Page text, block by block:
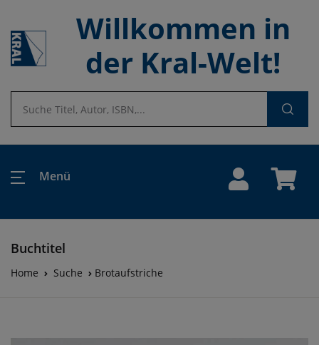
Willkommen in
der Kral-Welt!
Menü
Buchtitel
Home Suche Brotaufstriche